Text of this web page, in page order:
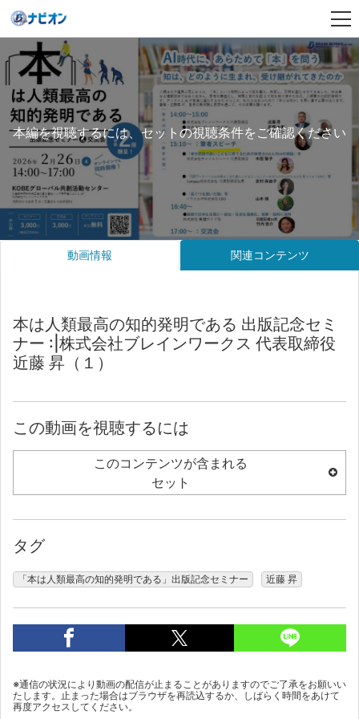
本編を視聴するには、セットの視聴条件をご確認ください
動画情報 関連コンテンツ
本は人類最高の知的発明である 出版記念セミ
ナー :|株式会社ブレインワークス 代表取締役
近藤 昇（１）
この動画を視聴するには
このコンテンツが含まれる
セット
タグ
「本は人類最高の知的発明である」出版記念セミナー 近藤 昇
※通信の状況により動画の配信が止まることがありますのでご了承をお願いい
たします。止まった場合はブラウザを再読込するか、しばらく時間をあけて
再度アクセスしてください。